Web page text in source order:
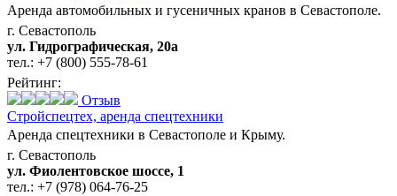
Аренда автомобильных и гусеничных кранов в Севастополе.
г. Севастополь
ул. Гидрографическая, 20а
тел.: +7 (800) 555-78-61
Рейтинг:
Отзыв
Стройспецтех, аренда спецтехники
Аренда спецтехники в Севастополе и Крыму.
г. Севастополь
ул. Фиолентовское шоссе, 1
тел.: +7 (978) 064-76-25